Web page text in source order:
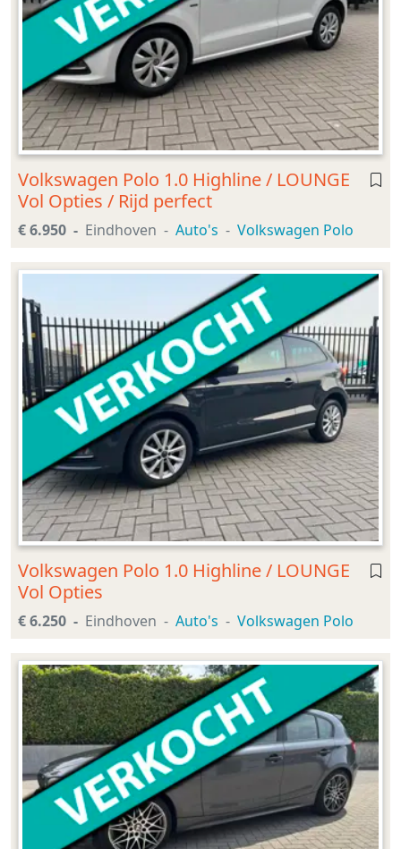
Volkswagen Polo 1.0 Highline / LOUNGE
Vol Opties / Rijd perfect
€ 6.950 Eindhoven Auto's Volkswagen Polo
Volkswagen Polo 1.0 Highline / LOUNGE
Vol Opties
€ 6.250 Eindhoven Auto's Volkswagen Polo